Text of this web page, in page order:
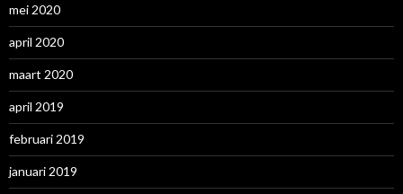
mei 2020
april 2020
maart 2020
april 2019
februari 2019
januari 2019